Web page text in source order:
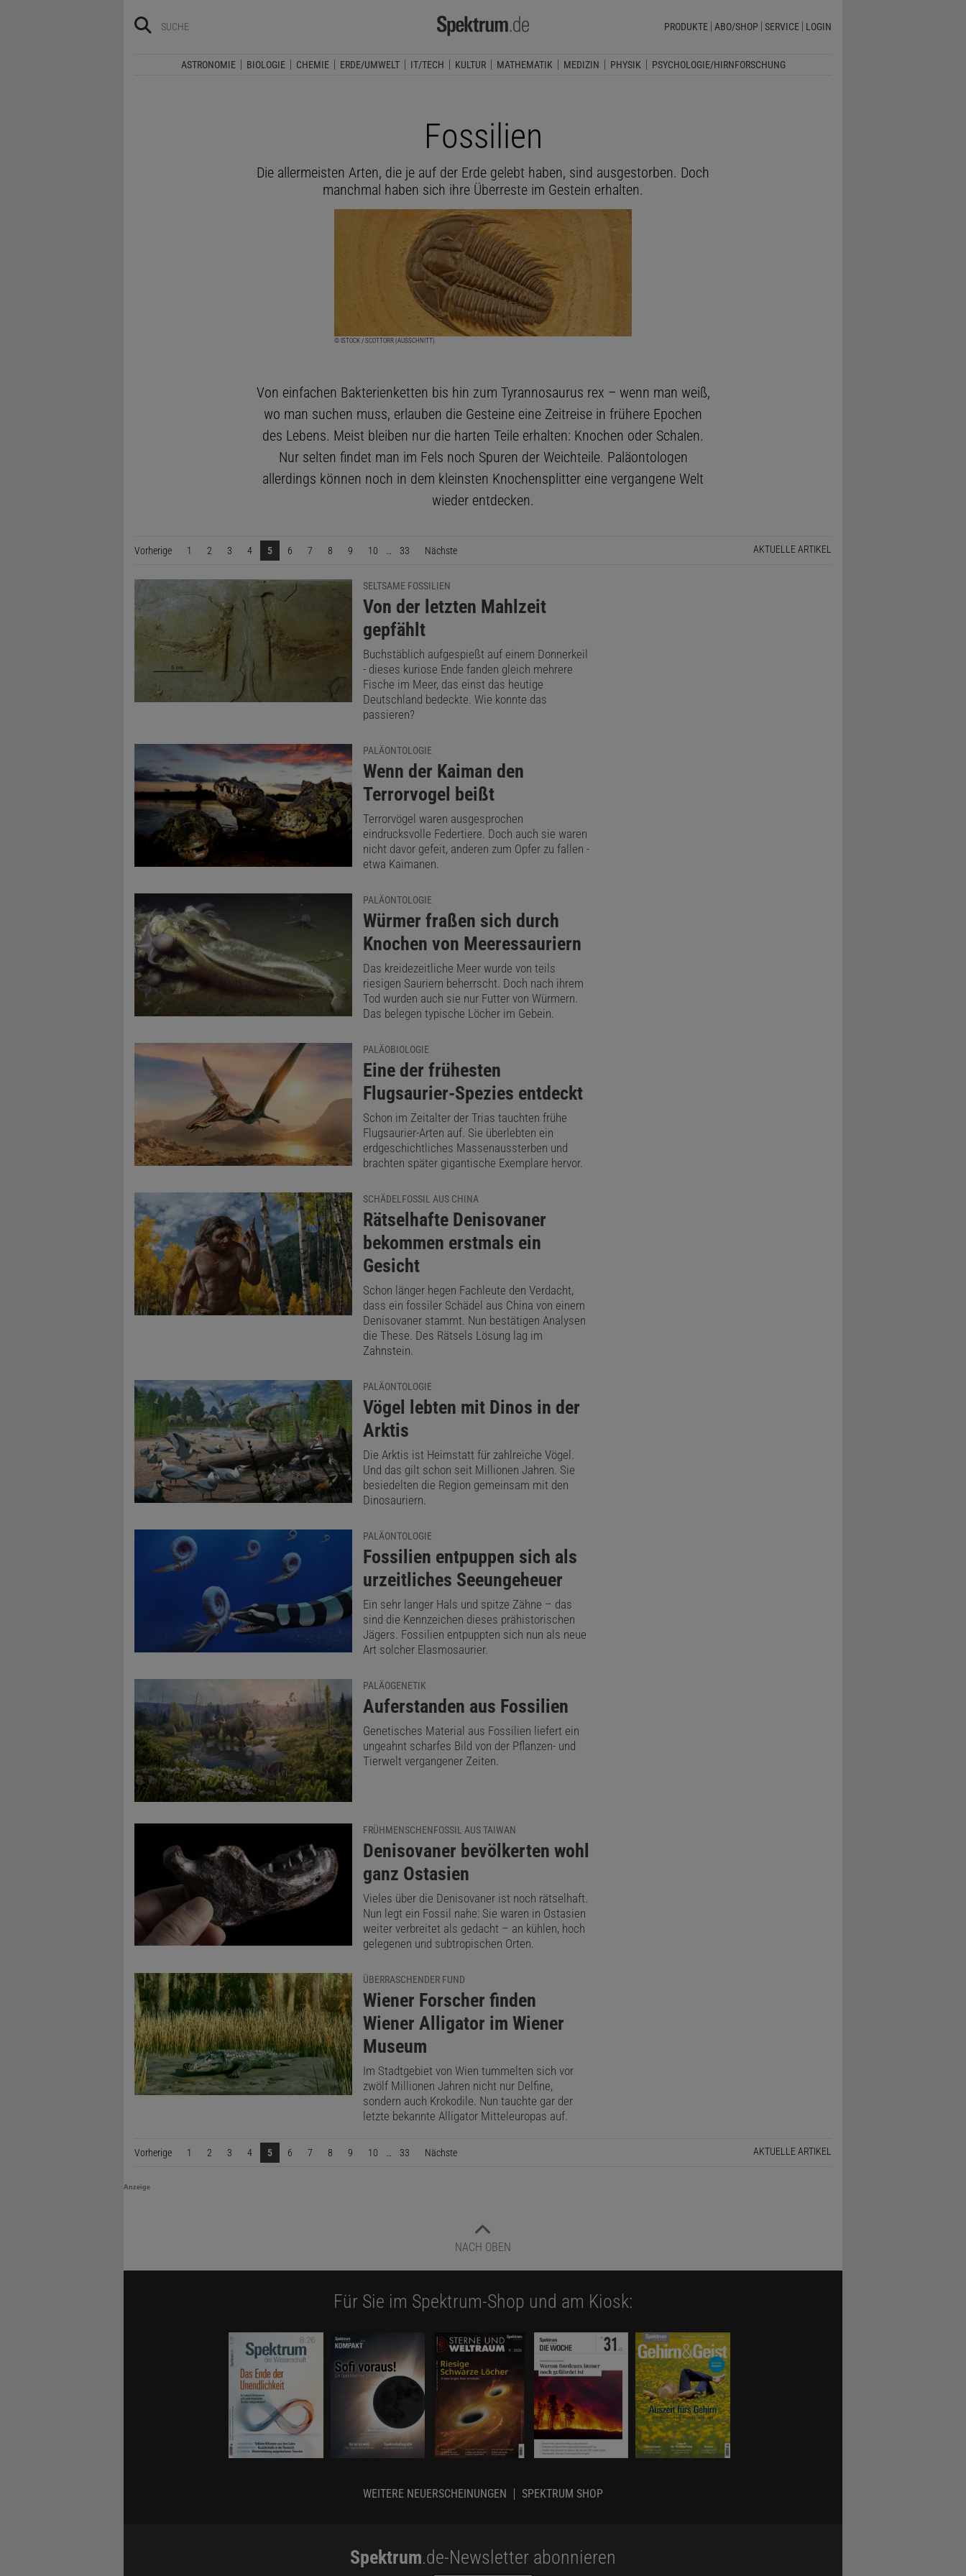
PRODUKTE ABO/SHOP SERVICE LOGIN
ASTRONOMIE BIOLOGIE CHEMIE ERDE/UMWELT IT/TECH KULTUR MATHEMATIK MEDIZIN PHYSIK PSYCHOLOGIE/HIRNFORSCHUNG
Fossilien
Die allermeisten Arten, die je auf der Erde gelebt haben, sind ausgestorben. Doch
manchmal haben sich ihre Überreste im Gestein erhalten.
© ISTOCK / SCOTTORR (AUSSCHNITT)
Von einfachen Bakterienketten bis hin zum Tyrannosaurus rex – wenn man weiß,
wo man suchen muss, erlauben die Gesteine eine Zeitreise in frühere Epochen
des Lebens. Meist bleiben nur die harten Teile erhalten: Knochen oder Schalen.
Nur selten findet man im Fels noch Spuren der Weichteile. Paläontologen
allerdings können noch in dem kleinsten Knochensplitter eine vergangene Welt
wieder entdecken.
Vorherige Seite1 2 3 4 5 6 7 8 9 10 … 33 Nächste AKTUELLE ARTIKEL
SELTSAME FOSSILIEN
:
Von der letzten Mahlzeit
gepfählt
Buchstäblich aufgespießt auf einem Donnerkeil
- dieses kuriose Ende fanden gleich mehrere
Fische im Meer, das einst das heutige
Deutschland bedeckte. Wie konnte das
passieren?
PALÄONTOLOGIE
:
Wenn der Kaiman den
Terrorvogel beißt
Terrorvögel waren ausgesprochen
eindrucksvolle Federtiere. Doch auch sie waren
nicht davor gefeit, anderen zum Opfer zu fallen -
etwa Kaimanen.
PALÄONTOLOGIE
:
Würmer fraßen sich durch
Knochen von Meeressauriern
Das kreidezeitliche Meer wurde von teils
riesigen Sauriern beherrscht. Doch nach ihrem
Tod wurden auch sie nur Futter von Würmern.
Das belegen typische Löcher im Gebein.
PALÄOBIOLOGIE
:
Eine der frühesten
Flugsaurier-Spezies entdeckt
Schon im Zeitalter der Trias tauchten frühe
Flugsaurier-Arten auf. Sie überlebten ein
erdgeschichtliches Massenaussterben und
brachten später gigantische Exemplare hervor.
SCHÄDELFOSSIL AUS CHINA
:
Rätselhafte Denisovaner
bekommen erstmals ein
Gesicht
Schon länger hegen Fachleute den Verdacht,
dass ein fossiler Schädel aus China von einem
Denisovaner stammt. Nun bestätigen Analysen
die These. Des Rätsels Lösung lag im
Zahnstein.
PALÄONTOLOGIE
:
Vögel lebten mit Dinos in der
Arktis
Die Arktis ist Heimstatt für zahlreiche Vögel.
Und das gilt schon seit Millionen Jahren. Sie
besiedelten die Region gemeinsam mit den
Dinosauriern.
PALÄONTOLOGIE
:
Fossilien entpuppen sich als
urzeitliches Seeungeheuer
Ein sehr langer Hals und spitze Zähne – das
sind die Kennzeichen dieses prähistorischen
Jägers. Fossilien entpuppten sich nun als neue
Art solcher Elasmosaurier.
PALÄOGENETIK
:
Auferstanden aus Fossilien
Genetisches Material aus Fossilien liefert ein
ungeahnt scharfes Bild von der Pflanzen- und
Tierwelt vergangener Zeiten.
FRÜHMENSCHENFOSSIL AUS TAIWAN
:
Denisovaner bevölkerten wohl
ganz Ostasien
Vieles über die Denisovaner ist noch rätselhaft.
Nun legt ein Fossil nahe: Sie waren in Ostasien
weiter verbreitet als gedacht – an kühlen, hoch
gelegenen und subtropischen Orten.
ÜBERRASCHENDER FUND
:
Wiener Forscher finden
Wiener Alligator im Wiener
Museum
Im Stadtgebiet von Wien tummelten sich vor
zwölf Millionen Jahren nicht nur Delfine,
sondern auch Krokodile. Nun tauchte gar der
letzte bekannte Alligator Mitteleuropas auf.
Vorherige Seite1 2 3 4 5 6 7 8 9 10 33 Nächste AKTUELLE ARTIKEL
Anzeige
NACH OBEN
Für Sie im Spektrum-Shop und am Kiosk:
WEITERE NEUERSCHEINUNGEN SPEKTRUM SHOP
Spektrum.de-Newsletter abonnieren